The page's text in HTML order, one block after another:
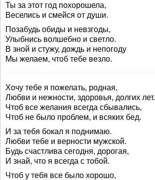
Ты за этот год похорошела,
Веселись и смейся от души.
Позабудь обиды и невзгоды,
Улыбнись волшебно и светло.
В зной и стужу, дождь и непогоду
Мы желаем, чтоб тебе везло.
Хочу тебе я пожелать, родная,
Любви и нежности, здоровья, долгих лет.
Чтоб все желания всегда сбывались,
Чтоб не было проблем, и всяких бед.
И за тебя бокал я поднимаю.
Любви тебе и верности мужской.
Будь счастлива сегодня, дорогая,
И знай, что я всегда с тобой.
Чтоб у тебя все было хорошо,